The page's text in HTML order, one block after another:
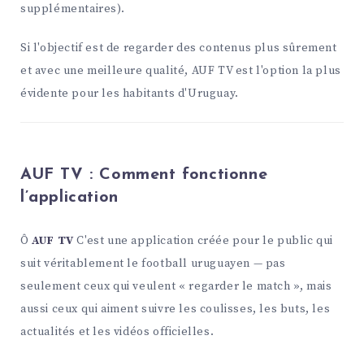
supplémentaires).
Si l'objectif est de regarder des contenus plus sûrement
et avec une meilleure qualité, AUF TV est l'option la plus
évidente pour les habitants d'Uruguay.
AUF TV : Comment fonctionne
l’application
ÔAUF TVC'est une application créée pour le public qui
suit véritablement le football uruguayen — pas
seulement ceux qui veulent « regarder le match », mais
aussi ceux qui aiment suivre les coulisses, les buts, les
actualités et les vidéos officielles.